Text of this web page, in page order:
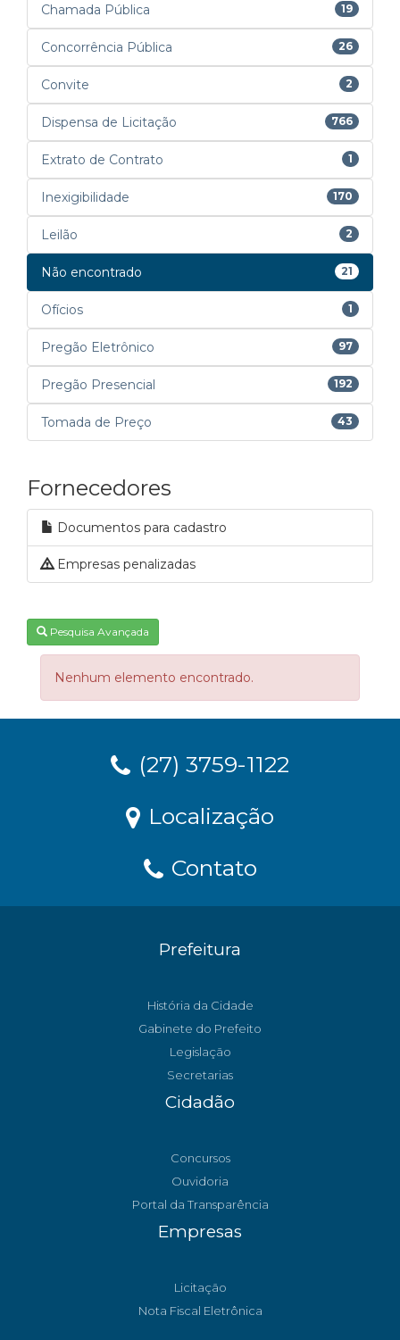
Chamada Pública 19
Concorrência Pública 26
Convite 2
Dispensa de Licitação 766
Extrato de Contrato 1
Inexigibilidade 170
Leilão 2
Não encontrado 21
Ofícios 1
Pregão Eletrônico 97
Pregão Presencial 192
Tomada de Preço 43
Fornecedores
Documentos para cadastro
Empresas penalizadas
Pesquisa Avançada
Nenhum elemento encontrado.
(27) 3759-1122
Localização
Contato
Prefeitura
História da Cidade
Gabinete do Prefeito
Legislação
Secretarias
Cidadão
Concursos
Ouvidoria
Portal da Transparência
Empresas
Licitação
Nota Fiscal Eletrônica